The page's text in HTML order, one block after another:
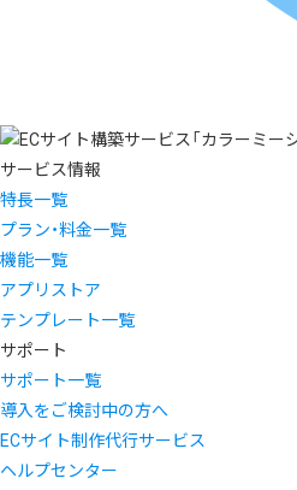
サービス情報
特長一覧
プラン・料金一覧
機能一覧
アプリストア
テンプレート一覧
サポート
サポート一覧
導入をご検討中の方へ
ECサイト制作代行サービス
ヘルプセンター